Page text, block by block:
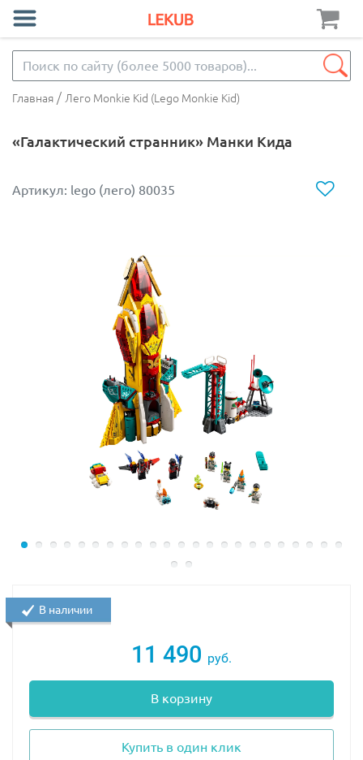
Главная / Лего Monkie Kid (Lego Monkie Kid)
«Галактический странник» Манки Кида
Артикул: lego (лего) 80035
11 490 руб.
В корзину
Купить в один клик
В наличии